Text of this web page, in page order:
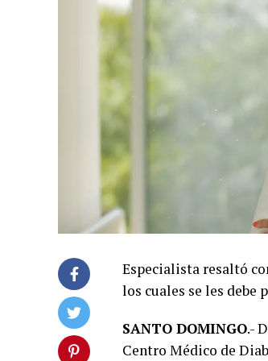
Especialista resaltó
los cuales se les debe
SANTO DOMINGO.-
Centro Médico de